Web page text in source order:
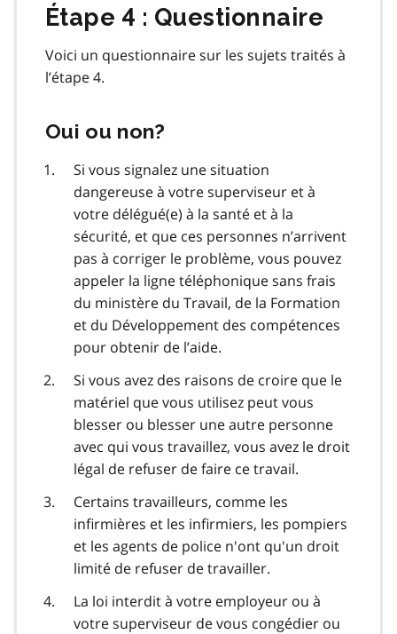
Étape 4 : Questionnaire
Voici un questionnaire sur les sujets traités à
l’étape 4.
Oui ou non?
Si vous signalez une situation
dangereuse à votre superviseur et à
votre délégué(e) à la santé et à la
sécurité, et que ces personnes n’arrivent
pas à corriger le problème, vous pouvez
appeler la ligne téléphonique sans frais
du ministère du Travail, de la Formation
et du Développement des compétences
pour obtenir de l’aide.
Si vous avez des raisons de croire que le
matériel que vous utilisez peut vous
blesser ou blesser une autre personne
avec qui vous travaillez, vous avez le droit
légal de refuser de faire ce travail.
Certains travailleurs, comme les
infirmières et les infirmiers, les pompiers
et les agents de police n'ont qu'un droit
limité de refuser de travailler.
La loi interdit à votre employeur ou à
votre superviseur de vous congédier ou